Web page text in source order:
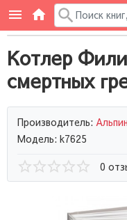
Котлер
смертных
Производитель:
Модель: k7625
0